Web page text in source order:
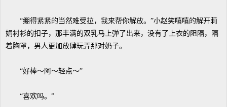
“绷得紧紧的当然难受拉，我来帮你解放。”小赵笑嘻嘻的解开莉
娟衬衫的扣子，那丰满的双乳马上弹了出来，没有了上衣的阻隔，隔
着胸罩，男人更加放肆玩弄那对奶子。
“好棒～阿～轻点～”
“喜欢吗。”